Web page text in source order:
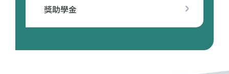
獎助學金